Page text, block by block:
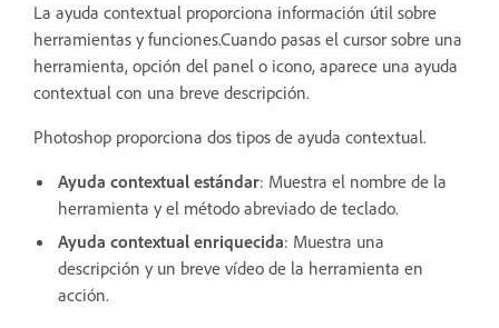
La ayuda contextual proporciona información útil sobre
herramientas y funciones.Cuando pasas el cursor sobre una
herramienta, opción del panel o icono, aparece una ayuda
contextual con una breve descripción.
Photoshop proporciona dos tipos de ayuda contextual.
Ayuda contextual estándar: Muestra el nombre de la
herramienta y el método abreviado de teclado.
Ayuda contextual enriquecida: Muestra una
descripción y un breve vídeo de la herramienta en
acción.